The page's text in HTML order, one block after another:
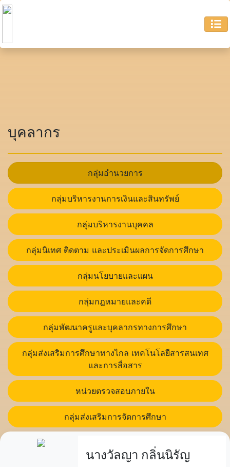
บุคลากร
กลุ่มอำนวยการ
กลุ่มบริหารงานการเงินและสินทรัพย์
กลุ่มบริหารงานบุคคล
กลุ่มนิเทศ ติดตาม และประเมินผลการจัดการศึกษา
กลุ่มนโยบายและแผน
กลุ่มกฎหมายและคดี
กลุ่มพัฒนาครูและบุคลากรทางการศึกษา
กลุ่มส่งเสริมการศึกษาทางไกล เทคโนโลยีสารสนเทศ
และการสื่อสาร
หน่วยตรวจสอบภายใน
กลุ่มส่งเสริมการจัดการศึกษา
นางวัลญา กลิ่นนิรัญ